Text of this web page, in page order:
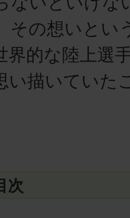
その想いとい
界的な陸上選
い描いていた
次